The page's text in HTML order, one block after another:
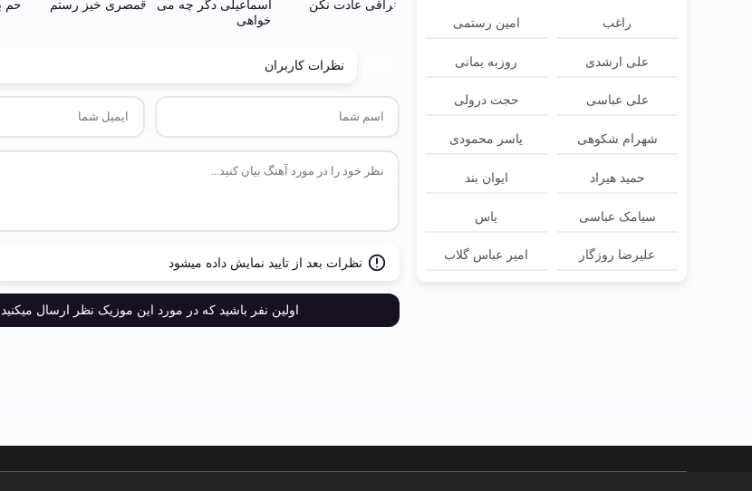
نظرات کاربران
نظرات بعد از تایید نمایش داده میشود
اولین نفر باشید که در مورد این موزیک نظر ارسال میکنید
راغب امین رستمی
علی ارشدی روزبه بمانی
علی عباسی حجت درولی
شهرام شکوهی یاسر محمودی
حمید هیراد ایوان بند
سیامک عباسی یاس
علیرضا روزگار امیر عباس گلاب